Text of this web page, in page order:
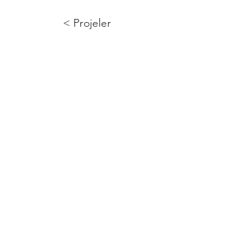
< Projeler